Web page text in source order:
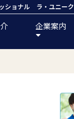
ショナル ラ・ユニーク
企業案内